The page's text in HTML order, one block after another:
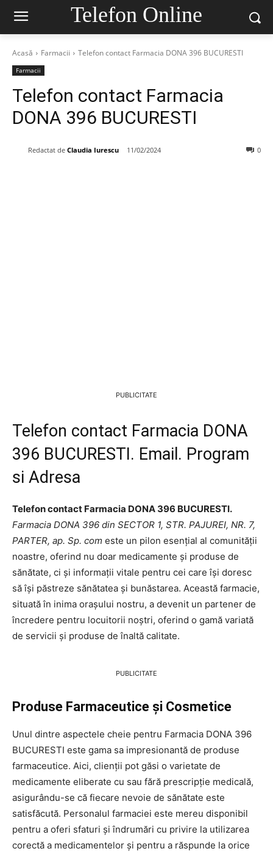
Telefon Online
Acasă Farmacii Telefon contact Farmacia DONA 396 BUCURESTI
Farmacii
Telefon contact Farmacia
DONA 396 BUCURESTI
Redactat de Claudia Iurescu 11/02/2024 0
PUBLICITATE
Telefon contact Farmacia DONA
396 BUCURESTI. Email. Program
si Adresa
Telefon contact Farmacia DONA 396 BUCURESTI.
Farmacia DONA 396 din SECTOR 1, STR. PAJUREI, NR. 7,
PARTER, ap. Sp. com este un pilon esențial al comunității
noastre, oferind nu doar medicamente și produse de
sănătate, ci și informații vitale pentru cei care își doresc
să își păstreze sănătatea și bunăstarea. Această farmacie,
situată în inima orașului nostru, a devenit un partener de
încredere pentru locuitorii noștri, oferind o gamă variată
de servicii și produse de înaltă calitate.
PUBLICITATE
Produse Farmaceutice și Cosmetice
Unul dintre aspectele cheie pentru Farmacia DONA 396
BUCURESTI este gama sa impresionantă de produse
farmaceutice. Aici, clienții pot găsi o varietate de
medicamente eliberate cu sau fără prescripție medicală,
asigurându-se că fiecare nevoie de sănătate este
satisfăcută. Personalul farmaciei este mereu disponibil
pentru a oferi sfaturi și îndrumări cu privire la utilizarea
corectă a medicamentelor și pentru a răspunde la orice